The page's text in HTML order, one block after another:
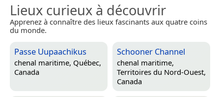
Lieux curieux à découvrir
Apprenez à connaître des lieux fascinants aux quatre coins
du monde.
Passe Uupaachikus
chenal maritime, Québec,
Canada
Schooner Channel
chenal maritime,
Territoires du Nord-Ouest,
Canada